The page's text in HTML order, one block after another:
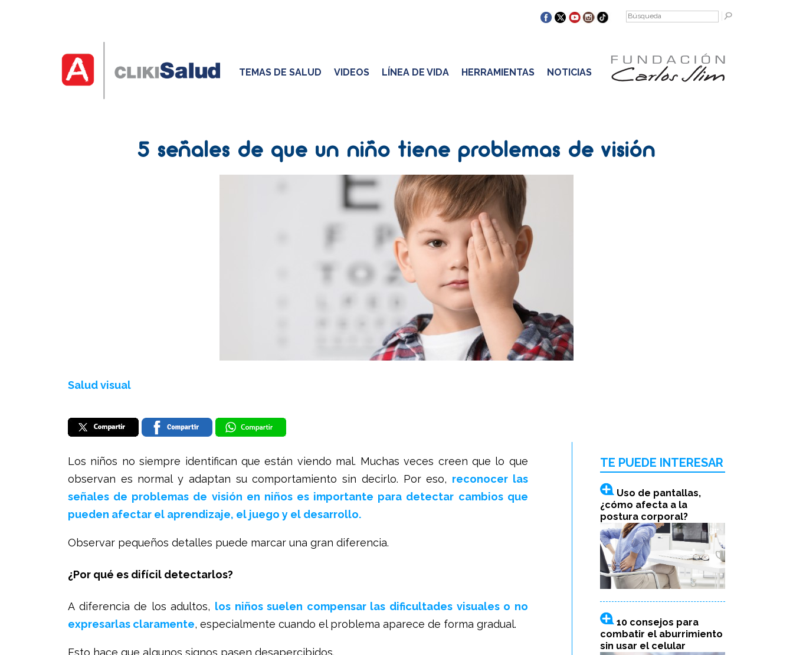
TEMAS DE SALUD VIDEOS LÍNEA DE VIDA HERRAMIENTAS NOTICIAS
5 señales de que un niño tiene problemas de visión
Salud visual
Los niños no siempre identifican que están viendo mal. Muchas veces creen que lo que
observan es normal y adaptan su comportamiento sin decirlo. Por eso, reconocer las
señales de problemas de visión en niños es importante para detectar cambios que
pueden afectar el aprendizaje, el juego y el desarrollo.
Observar pequeños detalles puede marcar una gran diferencia.
¿Por qué es difícil detectarlos?
A diferencia de los adultos, los niños suelen compensar las dificultades visuales o no
expresarlas claramente, especialmente cuando el problema aparece de forma gradual.
Esto hace que algunos signos pasen desapercibidos.
TE PUEDE INTERESAR
Uso de pantallas,
¿cómo afecta a la
postura corporal?
10 consejos para
combatir el aburrimiento
sin usar el celular